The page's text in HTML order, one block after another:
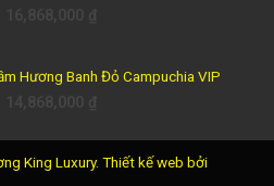
Hương Banh Đỏ Campuchia VIP
King Luxury. Thiết kế web bởi